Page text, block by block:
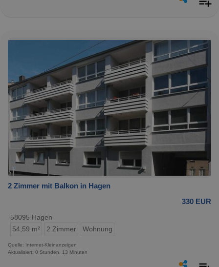
2 Zimmer mit Balkon in Hagen
330 EUR
58095 Hagen
54,59 m²
2 Zimmer Wohnung
Quelle: Internet-Kleinanzeigen
Aktualisiert: 0 Stunden, 13 Minuten